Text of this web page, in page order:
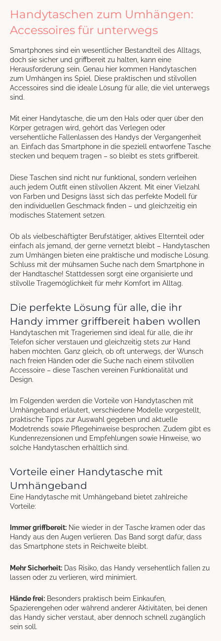
Handytaschen zum Umhängen:
Accessoires für unterwegs
Smartphones sind ein wesentlicher Bestandteil des Alltags,
doch sie sicher und griffbereit zu halten, kann eine
Herausforderung sein. Genau hier kommen Handytaschen
zum Umhängen ins Spiel. Diese praktischen und stilvollen
Accessoires sind die ideale Lösung für alle, die viel unterwegs
sind.
Mit einer Handytasche, die um den Hals oder quer über den
Körper getragen wird, gehört das Verlegen oder
versehentliche Fallenlassen des Handys der Vergangenheit
an. Einfach das Smartphone in die speziell entworfene Tasche
stecken und bequem tragen – so bleibt es stets griffbereit.
Diese Taschen sind nicht nur funktional, sondern verleihen
auch jedem Outfit einen stilvollen Akzent. Mit einer Vielzahl
von Farben und Designs lässt sich das perfekte Modell für
den individuellen Geschmack finden – und gleichzeitig ein
modisches Statement setzen.
Ob als vielbeschäftigter Berufstätiger, aktives Elternteil oder
einfach als jemand, der gerne vernetzt bleibt – Handytaschen
zum Umhängen bieten eine praktische und modische Lösung.
Schluss mit der mühsamen Suche nach dem Smartphone in
der Handtasche! Stattdessen sorgt eine organisierte und
stilvolle Tragemöglichkeit für mehr Komfort im Alltag.
Die perfekte Lösung für alle, die ihr
Handy immer griffbereit haben wollen
Handytaschen mit Trageriemen sind ideal für alle, die ihr
Telefon sicher verstauen und gleichzeitig stets zur Hand
haben möchten. Ganz gleich, ob oft unterwegs, der Wunsch
nach freien Händen oder die Suche nach einem stilvollen
Accessoire – diese Taschen vereinen Funktionalität und
Design.
Im Folgenden werden die Vorteile von Handytaschen mit
Umhängeband erläutert, verschiedene Modelle vorgestellt,
praktische Tipps zur Auswahl gegeben und aktuelle
Modetrends sowie Pflegehinweise besprochen. Zudem gibt es
Kundenrezensionen und Empfehlungen sowie Hinweise, wo
solche Handytaschen erhältlich sind.
Vorteile einer Handytasche mit
Umhängeband
Eine Handytasche mit Umhängeband bietet zahlreiche
Vorteile:
Immer griffbereit: Nie wieder in der Tasche kramen oder das
Handy aus den Augen verlieren. Das Band sorgt dafür, dass
das Smartphone stets in Reichweite bleibt.
Mehr Sicherheit: Das Risiko, das Handy versehentlich fallen zu
lassen oder zu verlieren, wird minimiert.
Hände frei: Besonders praktisch beim Einkaufen,
Spazierengehen oder während anderer Aktivitäten, bei denen
das Handy sicher verstaut, aber dennoch schnell zugänglich
sein soll.